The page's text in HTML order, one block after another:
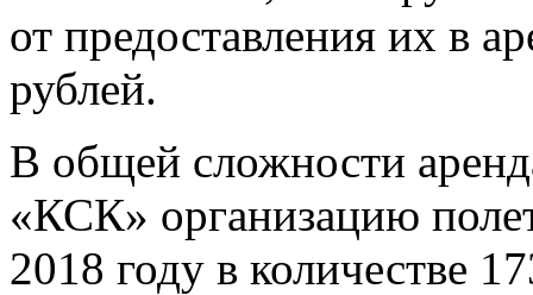
от предоставления их в
рублей.
В общей сложности
«КСК» организацию
2018 году в количестве